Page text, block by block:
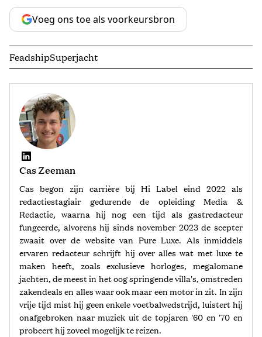
Voeg ons toe als voorkeursbron
FeadshipSuperjacht
Cas Zeeman
Cas begon zijn carrière bij Hi Label eind 2022 als
redactiestagiair gedurende de opleiding Media &
Redactie, waarna hij nog een tijd als gastredacteur
fungeerde, alvorens hij sinds november 2023 de scepter
zwaait over de website van Pure Luxe. Als inmiddels
ervaren redacteur schrijft hij over alles wat met luxe te
maken heeft, zoals exclusieve horloges, megalomane
jachten, de meest in het oog springende villa's, omstreden
zakendeals en alles waar ook maar een motor in zit. In zijn
vrije tijd mist hij geen enkele voetbalwedstrijd, luistert hij
onafgebroken naar muziek uit de topjaren '60 en '70 en
probeert hij zoveel mogelijk te reizen.